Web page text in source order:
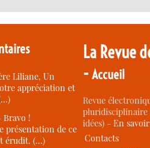
Liliane, Un
appréciation et
Bravo !
présentation de ce
érudit. (…)
La Revue
-Accueil
Revue
idées) -En
Contacts